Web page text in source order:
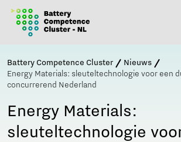
Battery Competence Cluster
Nieuws
Energy Materials: sleuteltechnologie voor een
concurrerend Nederland
Energy Materials:
sleuteltechnologie